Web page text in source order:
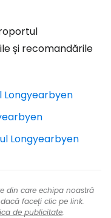
și recomandările
Longyearbyen
din care echipa noastră
faceți clic pe link.
de publicitate.